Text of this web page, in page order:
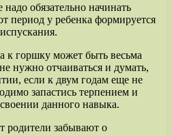
обязательно начинать
период у ребенка формируется
к горшку может быть весьма
нужно отчаиваться и думать,
если к двум годам еще не
запастись терпением и
данного навыка.
родители забывают о